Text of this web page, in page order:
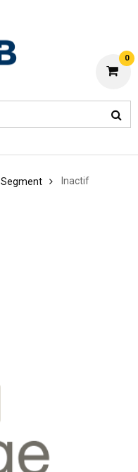
0
Segment Inactif